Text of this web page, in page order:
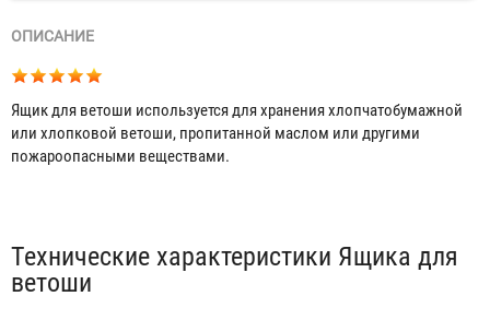
ОПИСАНИЕ
Ящик для ветоши используется для хранения хлопчатобумажной
или хлопковой ветоши, пропитанной маслом или другими
пожароопасными веществами.
Табы
Технические характеристики Ящика для
ветоши